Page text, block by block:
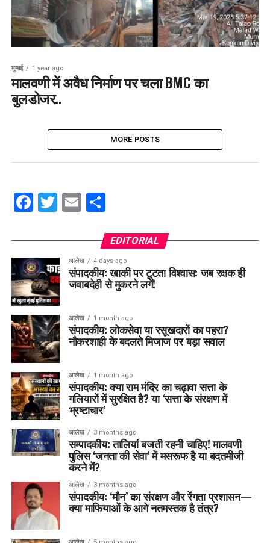
मुम्बई 1 year ago
मालवणी में अवैध निर्माण पर चला BMC का
बुलडोजर..
MORE POSTS
Facebook
Twitter
EmailShare
EDITORIAL
आलेख 4 days ago
संपादकीय: खाकी पर टूटता विश्वास: जब रक्षक ही
जवाबदेही से मुकरने लगें!
आलेख 1 month ago
संपादकीय: लोकसेवा या रसूखदारों का पहरा?
नौकरशाही के बदलते मिजाज पर बड़ा सवाल
आलेख 1 month ago
संपादकीय: क्या राम मंदिर का चढ़ावा सत्ता के
गलियारों में सुरक्षित है? या ‘सत्ता के संरक्षण में
भ्रष्टाचार’
आलेख 3 months ago
सम्पादकीय: तालियां बजती रहनी चाहिए! मालवणी
पुलिस ‘जनता की सेवा’ में मसरूफ है या बदतमीजी
करने में?
आलेख 3 months ago
संपादकीय: ‘मौन’ का संरक्षण और रेंगता प्रशासन—
क्या माफियाओं के आगे नतमस्तक है तंत्र?